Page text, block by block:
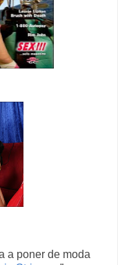
a poner de moda